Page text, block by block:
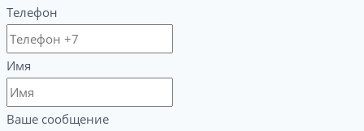
Телефон
Имя
Ваше сообщение